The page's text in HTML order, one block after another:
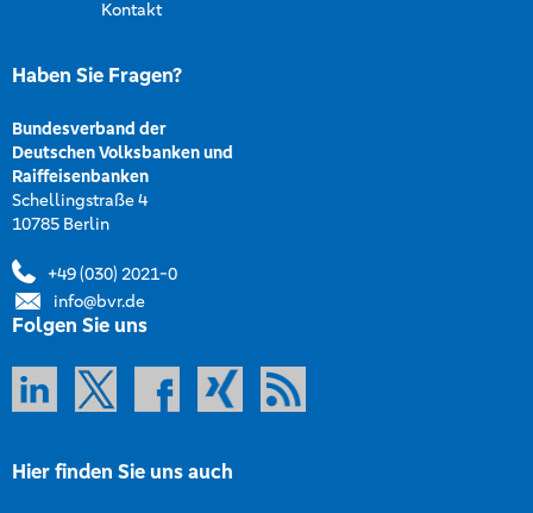
Kontakt
Haben Sie Fragen?
Bundesverband der
Deutschen Volksbanken und
Raiffeisenbanken
Schellingstraße 4
10785 Berlin
+49 (030) 2021-0
info@bvr.de
Folgen Sie uns
Hier finden Sie uns auch